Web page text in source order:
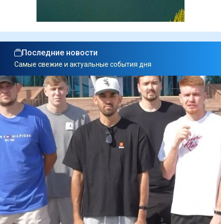
Последние новости
Самые свежие и актуальные события дня